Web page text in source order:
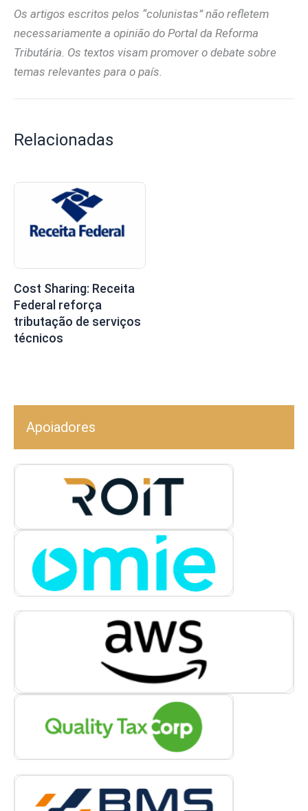
Os artigos escritos pelos “colunistas” não refletem
necessariamente a opinião do Portal da Reforma
Tributária. Os textos visam promover o debate sobre
temas relevantes para o país.
Relacionadas
Cost Sharing: Receita
Federal reforça
tributação de serviços
técnicos
Apoiadores